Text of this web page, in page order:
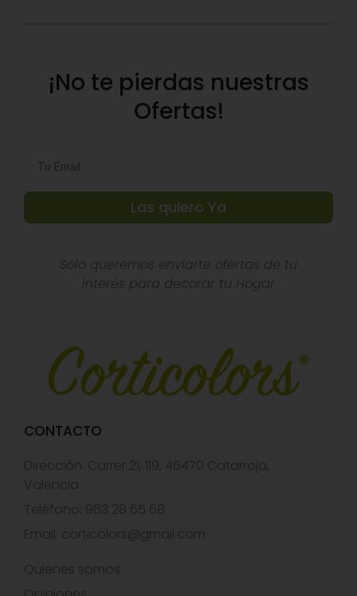
¡No te pierdas nuestras
Ofertas!
Las quiero Ya
Solo queremos enviarte ofertas de tu
interés para decorar tu Hogar
CONTACTO
Dirección: Carrer 21, 119, 46470 Catarroja,
Valencia
Teléfono: 963 28 65 68
Email: corticolors@gmail.com
Quienes somos